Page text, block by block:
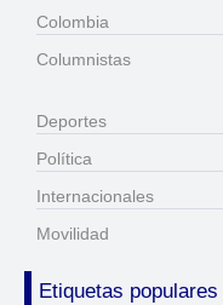
Colombia
Columnistas
Deportes
Política
Internacionales
Movilidad
Etiquetas populares